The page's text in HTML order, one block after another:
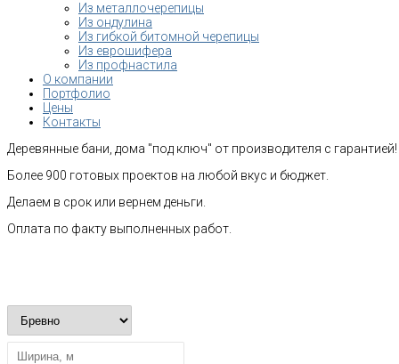
Из металлочерепицы
Из ондулина
Из гибкой битомной черепицы
Из еврошифера
Из профнастила
О компании
Портфолио
Цены
Контакты
Деревянные бани, дома "под ключ" от производителя с гарантией!
Более 900 готовых проектов на любой вкус и бюджет.
Делаем в срок или вернем деньги.
Оплата по факту выполненных работ.